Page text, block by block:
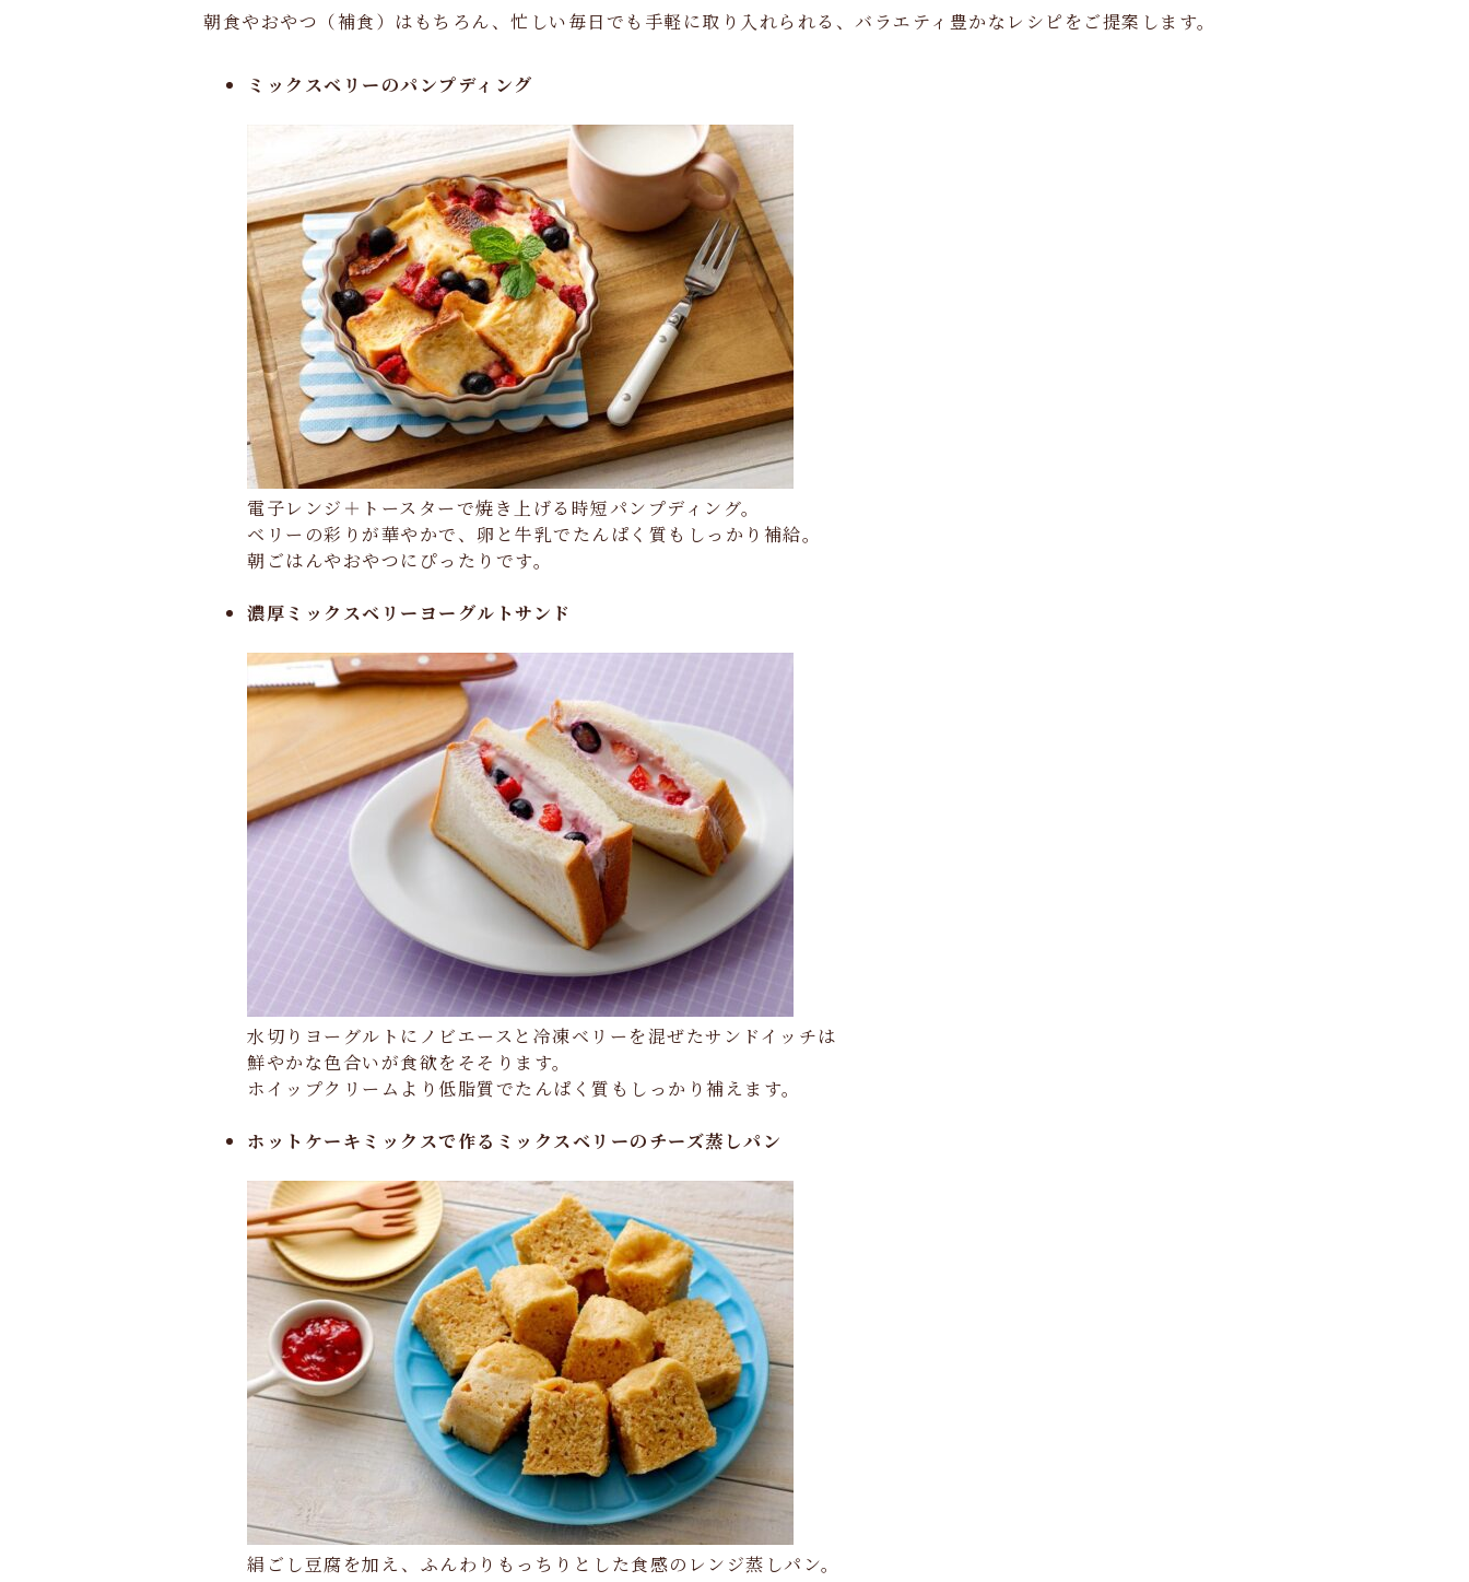
朝食やおやつ（補食）はもちろん、忙しい毎日でも手軽に取り入れられる、バラエティ豊かなレシピをご提案します。
ミックスベリーのパンプディング
電子レンジ＋トースターで焼き上げる時短パンプディング。
ベリーの彩りが華やかで、卵と牛乳でたんぱく質もしっかり補給。
朝ごはんやおやつにぴったりです。
濃厚ミックスベリーヨーグルトサンド
水切りヨーグルトにノビエースと冷凍ベリーを混ぜたサンドイッチは
鮮やかな色合いが食欲をそそります。
ホイップクリームより低脂質でたんぱく質もしっかり補えます。
ホットケーキミックスで作るミックスベリーのチーズ蒸しパン
絹ごし豆腐を加え、ふんわりもっちりとした食感のレンジ蒸しパン。